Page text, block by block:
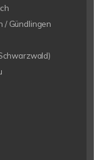
/ Gündlingen